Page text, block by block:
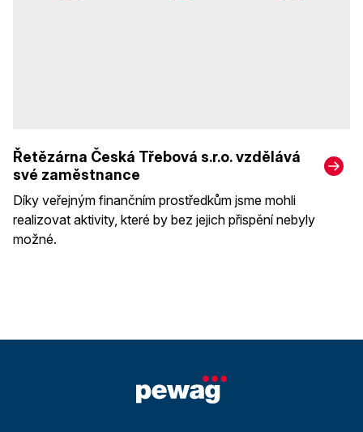
Řetězárna Česká Třebová s.r.o. vzdělává
své zaměstnance
Díky veřejným finančním prostředkům jsme mohli
realizovat aktivity, které by bez jejich přispění nebyly
možné.